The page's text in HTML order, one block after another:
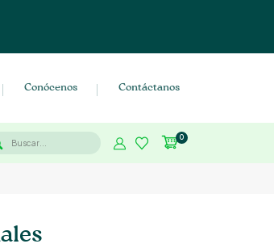
Conócenos Contáctanos
0